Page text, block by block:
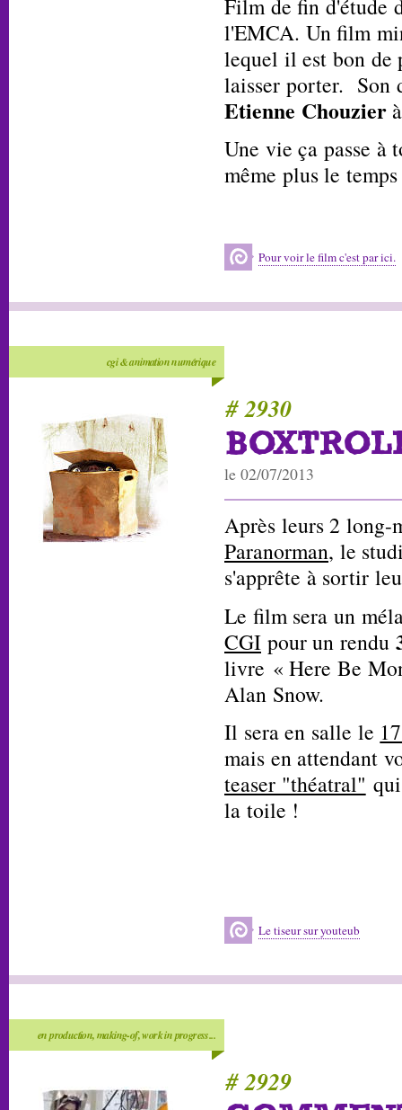
Film de fin d'étude
l'EMCA. Un film
lequel il est bon de
laisser porter. Son
Etienne Chouzier
Une vie ça passe à
même plus le
Pour voir le film c'est par ici.
cgi & animation numérique
# 2930
le 02/07/2013
Après leurs 2 long-
Paranorman, le
s'apprête à sortir
Le film sera un
CGI pour un rendu
livre « Here Be
Alan Snow.
Il sera en salle le
mais en attendant
teaser "théatral"
la toile !
Le tiseur sur youteub
en production, making-of, work in progress...
# 2929